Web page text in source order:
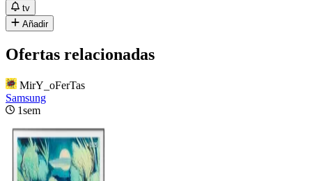
tv
Añadir
Ofertas relacionadas
MirY_oFerTas
Samsung
1sem